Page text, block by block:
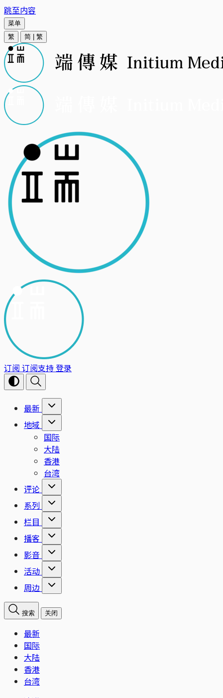
跳至内容
菜单
繁
简 繁
订阅 订阅支持登录
最新
地域
国际
大陆
香港
台湾
评论
系列
栏目
播客
影音
活动
周边
搜索 关闭
最新
国际
大陆
香港
台湾